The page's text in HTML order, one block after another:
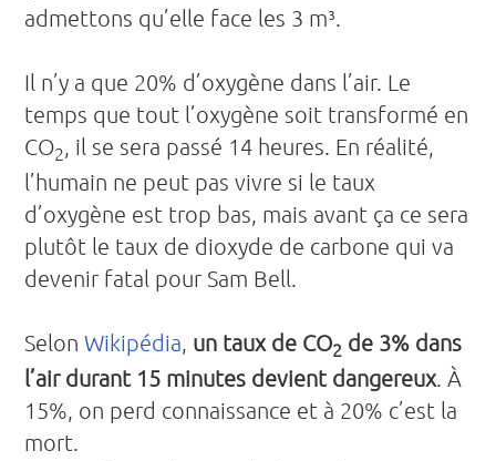
admettons qu’elle face les 3 m³.
Il n’y a que 20% d’oxygène dans l’air. Le
temps que tout l’oxygène soit transformé en
CO2 , il se sera passé 14 heures. En réalité,
l’humain ne peut pas vivre si le taux
d’oxygène est trop bas, mais avant ça ce sera
plutôt le taux de dioxyde de carbone qui va
devenir fatal pour Sam Bell.
SelonWikipédia un taux de CO2 de 3% dans
l’air durant 15 minutes devient dangereux . À
15%, on perd connaissance et à 20% c’est la
mort.